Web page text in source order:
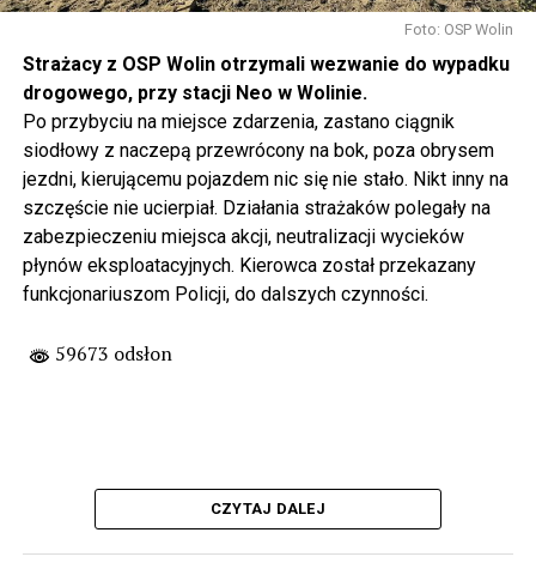
Foto: OSP Wolin
Strażacy z OSP Wolin otrzymali wezwanie do wypadku
drogowego, przy stacji Neo w Wolinie.
Po przybyciu na miejsce zdarzenia, zastano ciągnik
siodłowy z naczepą przewrócony na bok, poza obrysem
jezdni, kierującemu pojazdem nic się nie stało. Nikt inny na
szczęście nie ucierpiał. Działania strażaków polegały na
zabezpieczeniu miejsca akcji, neutralizacji wycieków
płynów eksploatacyjnych. Kierowca został przekazany
funkcjonariuszom Policji, do dalszych czynności.
59673 odsłon
CZYTAJ DALEJ